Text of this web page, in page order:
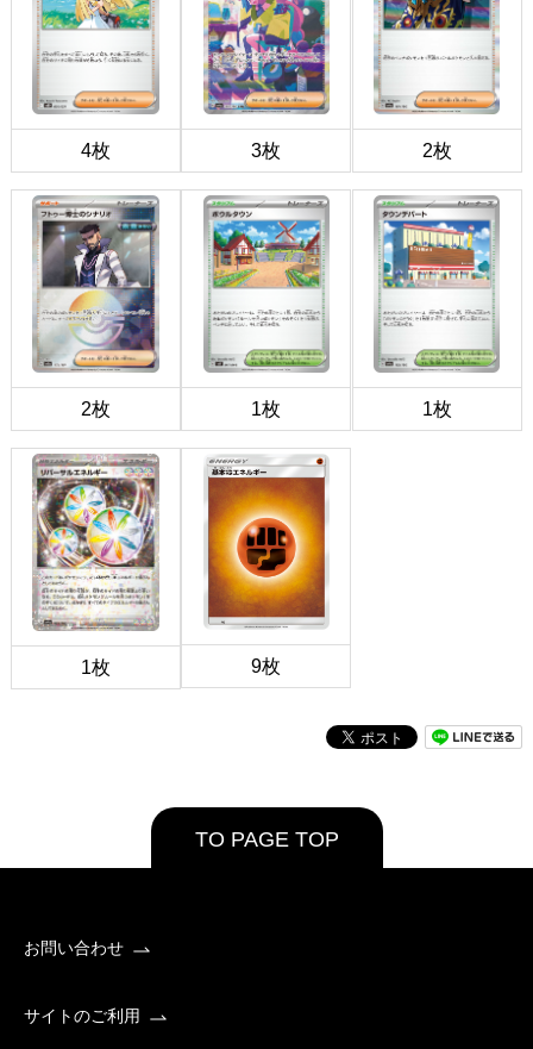
4枚 3枚 2枚
2枚 1枚 1枚
1枚 9枚
TO PAGE TOP
お問い合わせ
サイトのご利用